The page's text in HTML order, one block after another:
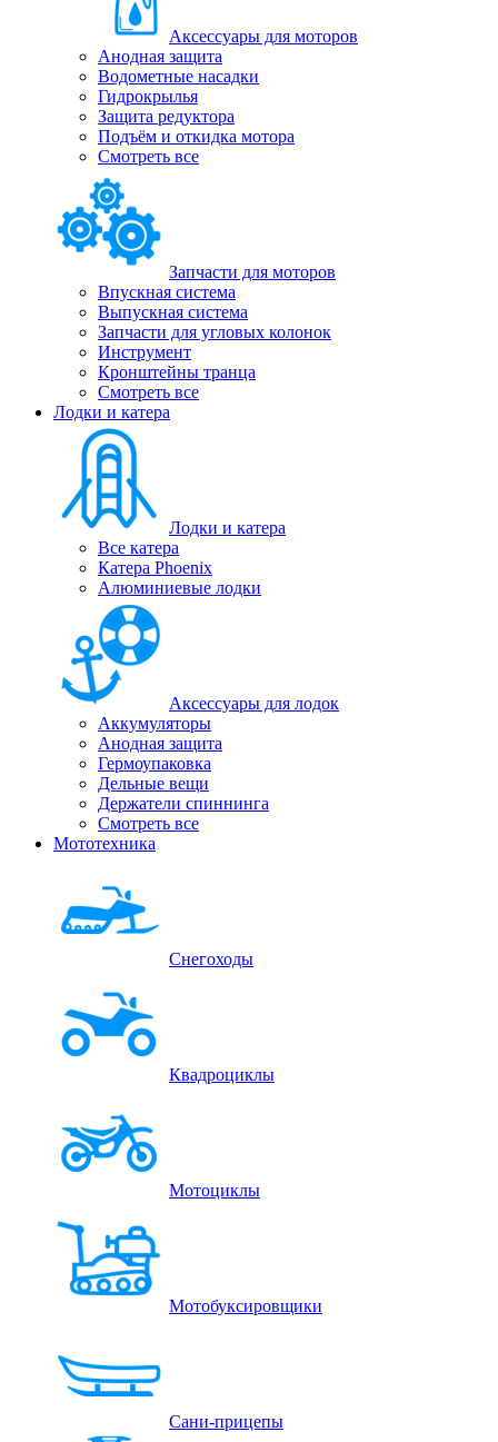
Аксессуары для моторов
Анодная защита
Водометные насадки
Гидрокрылья
Защита редуктора
Подъём и откидка мотора
Смотреть все
Запчасти для моторов
Впускная система
Выпускная система
Запчасти для угловых колонок
Инструмент
Кронштейны транца
Смотреть все
Лодки и катера
Лодки и катера
Все катера
Катера Phoenix
Алюминиевые лодки
Аксессуары для лодок
Аккумуляторы
Анодная защита
Гермоупаковка
Дельные вещи
Держатели спиннинга
Смотреть все
Мототехника
Снегоходы
Квадроциклы
Мотоциклы
Мотобуксировщики
Сани-прицепы